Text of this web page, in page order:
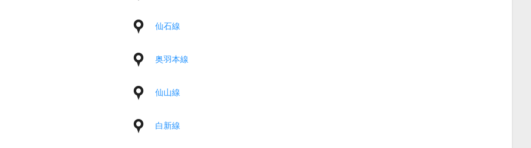
仙石線
奥羽本線
仙山線
白新線